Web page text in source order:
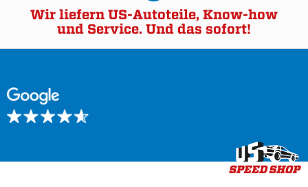
Wir liefern US-Autoteile, Know-how
und Service. Und das sofort!